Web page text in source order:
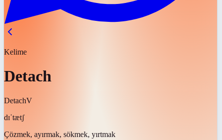
Kelime
Detach
DetachV
dɪˈtætʃ
Çözmek, ayırmak, sökmek, yırtmak